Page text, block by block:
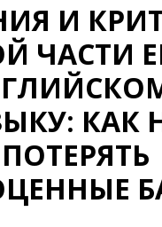
И
ЧАСТИ
КАК
ПОТЕРЯТЬ